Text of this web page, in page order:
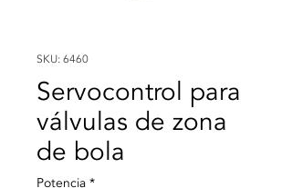
SKU: 6460
Servocontrol para
válvulas de zona
de bola
Potencia *